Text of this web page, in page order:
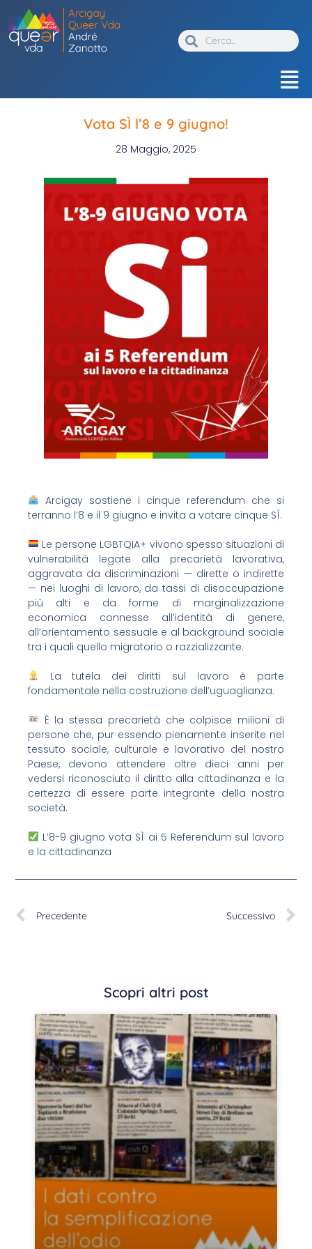
Vota SÌ l’8 e 9 giugno!
28 Maggio, 2025
Arcigay sostiene i cinque referendum che si
terranno l’8 e il 9 giugno e invita a votare cinque SÌ.
Le persone LGBTQIA+ vivono spesso situazioni di
vulnerabilità legate alla precarietà lavorativa,
aggravata da discriminazioni — dirette o indirette
— nei luoghi di lavoro, da tassi di disoccupazione
più alti e da forme di marginalizzazione
economica connesse all’identità di genere,
all’orientamento sessuale e al background sociale
tra i quali quello migratorio o razzializzante.
La tutela dei diritti sul lavoro è parte
fondamentale nella costruzione dell’uguaglianza.
È la stessa precarietà che colpisce milioni di
persone che, pur essendo pienamente inserite nel
tessuto sociale, culturale e lavorativo del nostro
Paese, devono attendere oltre dieci anni per
vedersi riconosciuto il diritto alla cittadinanza e la
certezza di essere parte integrante della nostra
società.
L’8-9 giugno vota SÌ ai 5 Referendum sul lavoro
e la cittadinanza
Precedente Successivo
Scopri altri post